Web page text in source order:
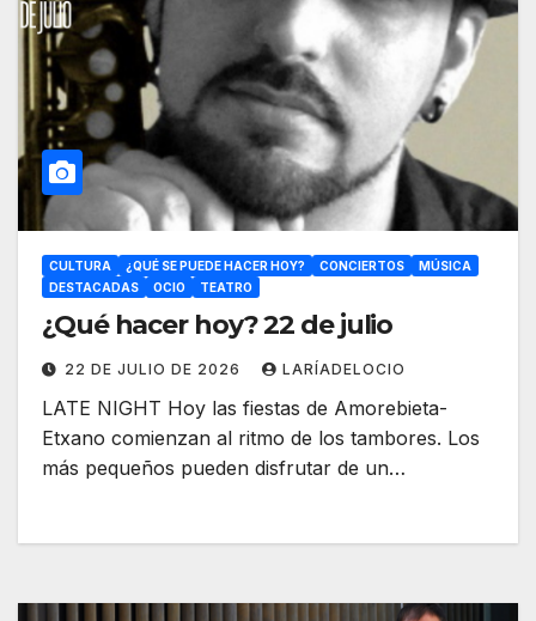
CULTURA ¿QUÉ SE PUEDE HACER HOY? CONCIERTOS
MÚSICA
DESTACADAS
OCIO TEATRO
¿Qué hacer hoy? 22 de julio
22 DE JULIO DE 2026 LARÍADELOCIO
LATE NIGHT Hoy las fiestas de Amorebieta-
Etxano comienzan al ritmo de los tambores. Los
más pequeños pueden disfrutar de un…